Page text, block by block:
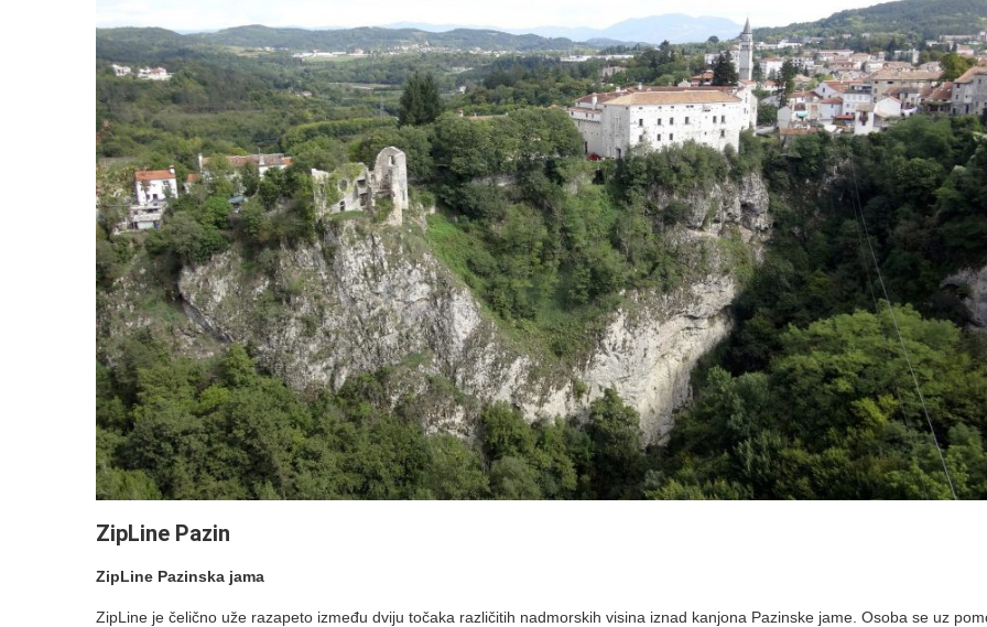
ZipLine Pazin
ZipLine Pazinska jama
ZipLine je čelično uže razapeto između dviju točaka različitih nadmorskih visina iznad kanjona Pazinske jame. Osoba se uz